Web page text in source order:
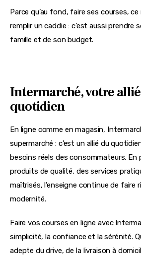
Parce qu’au fond, faire ses courses,
remplir un caddie : c’est aussi prendre
famille et de son budget.
Intermarché, votre
quotidien
En ligne comme en magasin,
supermarché : c’est un allié du
besoins réels des consommateurs. En
produits de qualité, des services
maîtrisés, l’enseigne continue de faire
modernité.
Faire vos courses en ligne avec
simplicité, la confiance et la sérénité.
adepte du drive, de la livraison à